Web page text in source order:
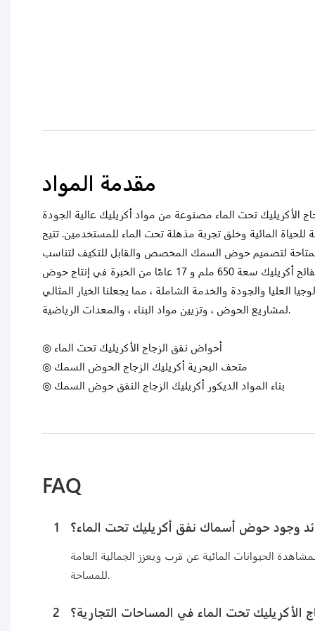
مقدمة المواد
تحت الماء مصنوعة من مواد أكريليك عالية الجودة
المائية وخلق تجربة مذهلة تحت الماء للمستخدمين. تتيح
لتصميم حوض السمك المخصص والقابل للتكيف لتناسب
أي مساحة أو مشروع. من خلال صفائح أكريليك سعة 650 ملم و 17 عامًا من الخبرة في إنتاج حوض
العليا والجودة والخدمة الشاملة ، مما يجعلنا الخيار المثالي
لمشاريع الحوض ، وتزيين مواد البناء ، والمعدات الرياضية.
◎ متحف البحرية أكريليك الزجاج الحوض السمك
◎ بناء المواد الديكور أكريليك الزجاج النفق حوض السمك
FAQ
1 وجود حوض أسماك نفق أكريليك تحت الماء؟
الحيوانات المائية عن قرب ويعزز الجمالية العامة
للمساحة.
2 تحت الماء في المساحات التجارية؟